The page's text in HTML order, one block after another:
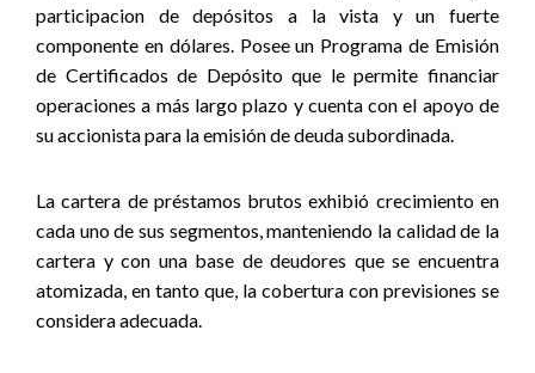
participacion dedepósitos a la vista y un fuerte
componente en dólares. Posee un Programa de Emisión
de Certificados de Depósito que le permite financiar
operaciones a más largo plazo y cuenta con el apoyo de
su accionista para la emisión de deuda subordinada.
La cartera de préstamos brutos exhibió crecimiento en
cada uno de sus segmentos, manteniendo la calidad de la
cartera y con una base de deudores que se encuentra
atomizada, en tanto que, la cobertura con previsiones se
considera adecuada.